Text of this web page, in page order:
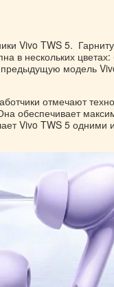
Vivo TWS 5.
в нескольких
модель
отмечают
обеспечивает
Vivo TWS 5 одними